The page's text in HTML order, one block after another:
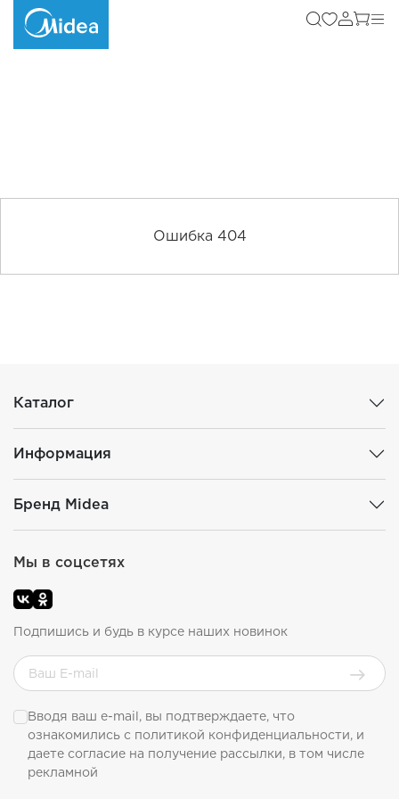
Ошибка 404
Каталог
Информация
Бренд Midea
Мы в соцсетях
Подпишись и будь в курсе наших новинок
Вводя ваш e-mail, вы подтверждаете, что
ознакомились с политикой конфиденциальности, и
даете согласие на получение рассылки, в том числе
рекламной